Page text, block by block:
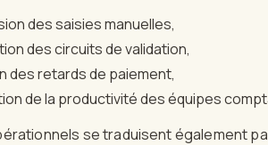
des saisies manuelles,
des circuits de validation,
des retards de paiement,
de la productivité des équipes
se traduisent également